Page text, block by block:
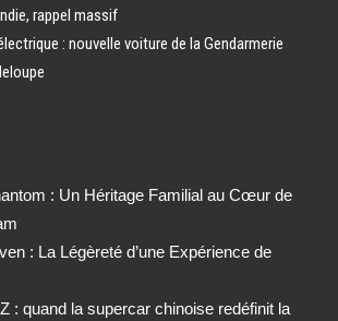
rappel massif
: nouvelle voiture de la Gendarmerie
: Un Héritage Familial au Cœur de
: La Légèreté d’une Expérience de
: quand la supercar chinoise redéfinit la